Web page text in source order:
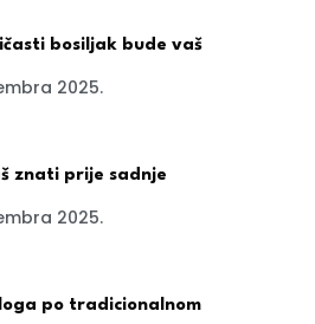
bosiljak bude vaš
2025.
znati prije sadnje
2025.
po tradicionalnom